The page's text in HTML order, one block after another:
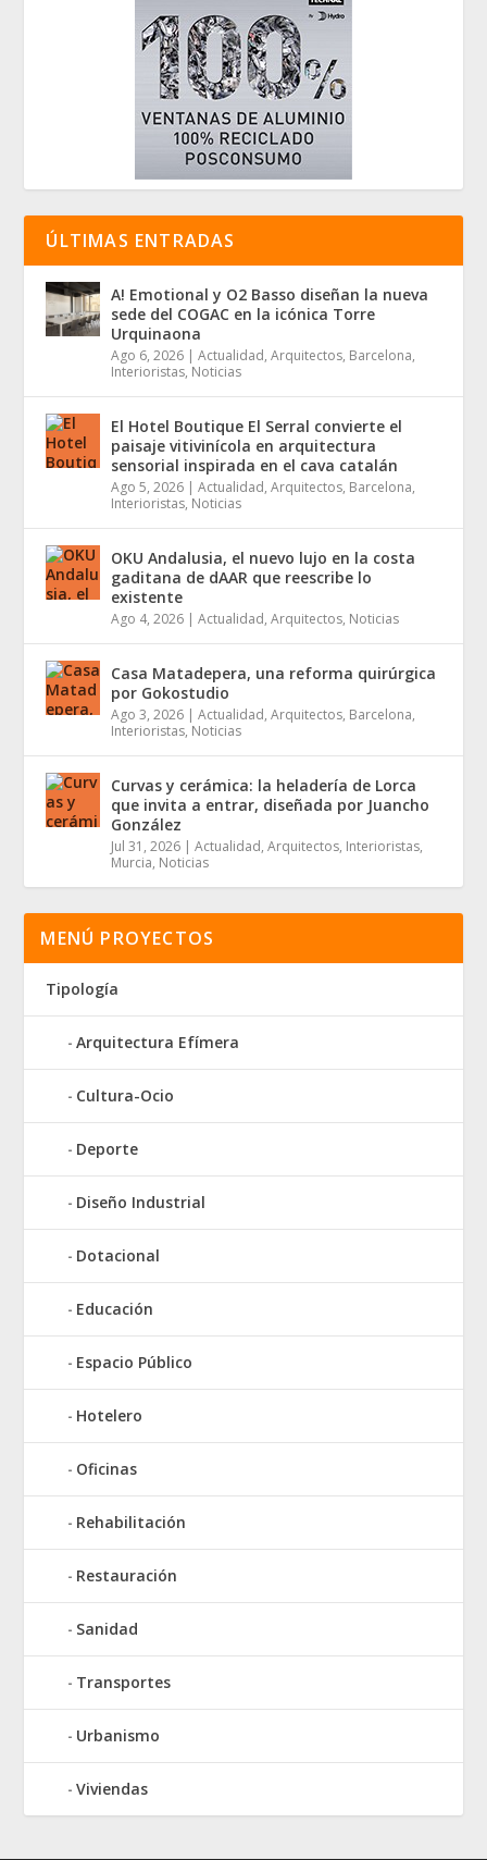
ÚLTIMAS ENTRADAS
A! Emotional y O2 Basso diseñan la nueva
sede del COGAC en la icónica Torre
Urquinaona
Ago 6, 2026 |Actualidad,Arquitectos, Barcelona,
Interioristas, Noticias
El Hotel Boutique El Serral convierte el
paisaje vitivinícola en arquitectura
sensorial inspirada en el cava catalán
Ago 5, 2026 |Actualidad,Arquitectos, Barcelona,
Interioristas, Noticias
OKU Andalusia, el nuevo lujo en la costa
gaditana de dAAR que reescribe lo
existente
Ago 4, 2026 |Actualidad,Arquitectos, Noticias
Casa Matadepera, una reforma quirúrgica
por Gokostudio
Ago 3, 2026 |Actualidad,Arquitectos, Barcelona,
Interioristas, Noticias
Curvas y cerámica: la heladería de Lorca
que invita a entrar, diseñada por Juancho
González
Jul 31, 2026 |Actualidad,Arquitectos, Interioristas,
Murcia, Noticias
MENÚ PROYECTOS
Tipología
Arquitectura Efímera
Cultura-Ocio
Deporte
Diseño Industrial
Dotacional
Educación
Espacio Público
Hotelero
Oficinas
Rehabilitación
Restauración
Sanidad
Transportes
Urbanismo
Viviendas